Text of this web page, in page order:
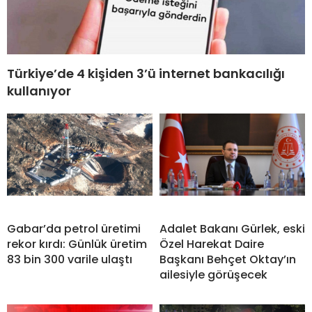
Türkiye’de 4 kişiden 3’ü internet bankacılığı
kullanıyor
Gabar’da petrol üretimi
rekor kırdı: Günlük üretim
83 bin 300 varile ulaştı
Adalet Bakanı Gürlek, eski
Özel Harekat Daire
Başkanı Behçet Oktay’ın
ailesiyle görüşecek